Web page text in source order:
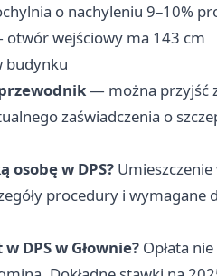
o nachyleniu 9–10%
wejściowy ma 143 cm
budynku
— można przyjść
zaświadczenia o
osobę w DPS?
procedury i
DPS w Głownie? Opłata